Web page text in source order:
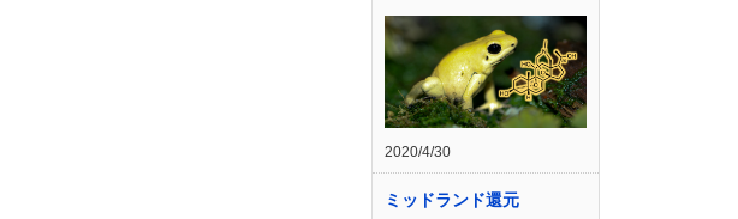
2020/4/30
ミッドランド還元